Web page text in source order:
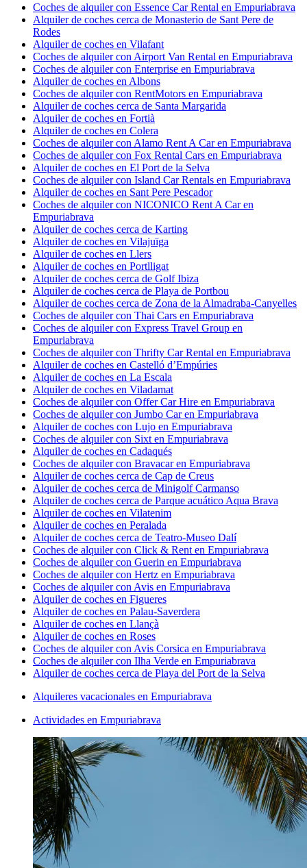
Coches de alquiler con Essence Car Rental en Empuriabrava
Alquiler de coches cerca de Monasterio de Sant Pere de
Rodes
Alquiler de coches en Vilafant
Coches de alquiler con Airport Van Rental en Empuriabrava
Coches de alquiler con Enterprise en Empuriabrava
Alquiler de coches en Albons
Coches de alquiler con RentMotors en Empuriabrava
Alquiler de coches cerca de Santa Margarida
Alquiler de coches en Fortià
Alquiler de coches en Colera
Coches de alquiler con Alamo Rent A Car en Empuriabrava
Coches de alquiler con Fox Rental Cars en Empuriabrava
Alquiler de coches en El Port de la Selva
Coches de alquiler con Island Car Rentals en Empuriabrava
Alquiler de coches en Sant Pere Pescador
Coches de alquiler con NICONICO Rent A Car en
Empuriabrava
Alquiler de coches cerca de Karting
Alquiler de coches en Vilajuïga
Alquiler de coches en Llers
Alquiler de coches en Portlligat
Alquiler de coches cerca de Golf Ibiza
Alquiler de coches cerca de Playa de Portbou
Alquiler de coches cerca de Zona de la Almadraba-Canyelles
Coches de alquiler con Thai Cars en Empuriabrava
Coches de alquiler con Express Travel Group en
Empuriabrava
Coches de alquiler con Thrifty Car Rental en Empuriabrava
Alquiler de coches en Castelló d’Empúries
Alquiler de coches en La Escala
Alquiler de coches en Viladamat
Coches de alquiler con Offer Car Hire en Empuriabrava
Coches de alquiler con Jumbo Car en Empuriabrava
Alquiler de coches con Lujo en Empuriabrava
Coches de alquiler con Sixt en Empuriabrava
Alquiler de coches en Cadaqués
Coches de alquiler con Bravacar en Empuriabrava
Alquiler de coches cerca de Cap de Creus
Alquiler de coches cerca de Minigolf Carmanso
Alquiler de coches cerca de Parque acuático Aqua Brava
Alquiler de coches en Vilatenim
Alquiler de coches en Peralada
Alquiler de coches cerca de Teatro-Museo Dalí
Coches de alquiler con Click & Rent en Empuriabrava
Coches de alquiler con Guerin en Empuriabrava
Coches de alquiler con Hertz en Empuriabrava
Coches de alquiler con Avis en Empuriabrava
Alquiler de coches en Figueres
Alquiler de coches en Palau-Saverdera
Alquiler de coches en Llançà
Alquiler de coches en Roses
Coches de alquiler con Avis Corsica en Empuriabrava
Coches de alquiler con Ilha Verde en Empuriabrava
Alquiler de coches cerca de Playa del Port de la Selva
Alquileres vacacionales en Empuriabrava
Actividades en Empuriabrava